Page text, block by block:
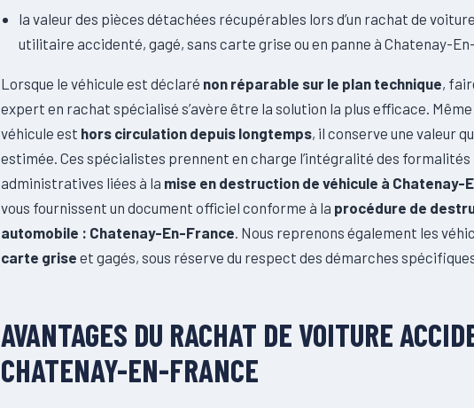
la valeur des pièces détachées récupérables lors d’un rachat de
utilitaire accidenté, gagé, sans carte grise ou en panne à Chatenay-
Lorsque le véhicule est déclaré non réparable sur le plan technique,
expert en rachat spécialisé s’avère être la solution la plus efficace.
véhicule est hors circulation depuis longtemps, il conserve une valeur
estimée. Ces spécialistes prennent en charge l’intégralité des formalités
administratives liées à la mise en destruction de véhicule à Chatenay-
vous fournissent un document officiel conforme à la procédure de
automobile : Chatenay-En-France . Nous reprenons également les
carte grise et gagés, sous réserve du respect des démarches
AVANTAGES DU RACHAT DE VOITURE
CHATENAY-EN-FRANCE